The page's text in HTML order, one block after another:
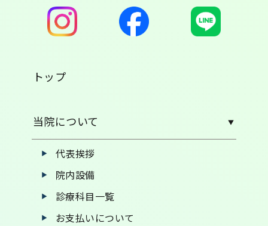
トップ
当院について
代表挨拶
院内設備
診療科目一覧
お支払いについて